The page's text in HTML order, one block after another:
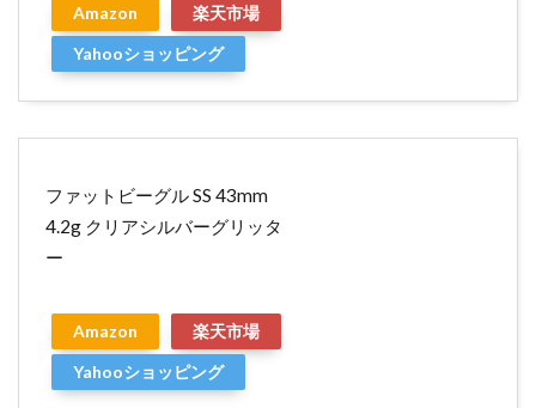
Amazon
楽天市場
Yahooショッピング
ファットビーグル SS 43mm
4.2g クリアシルバーグリッタ
ー
Amazon
楽天市場
Yahooショッピング